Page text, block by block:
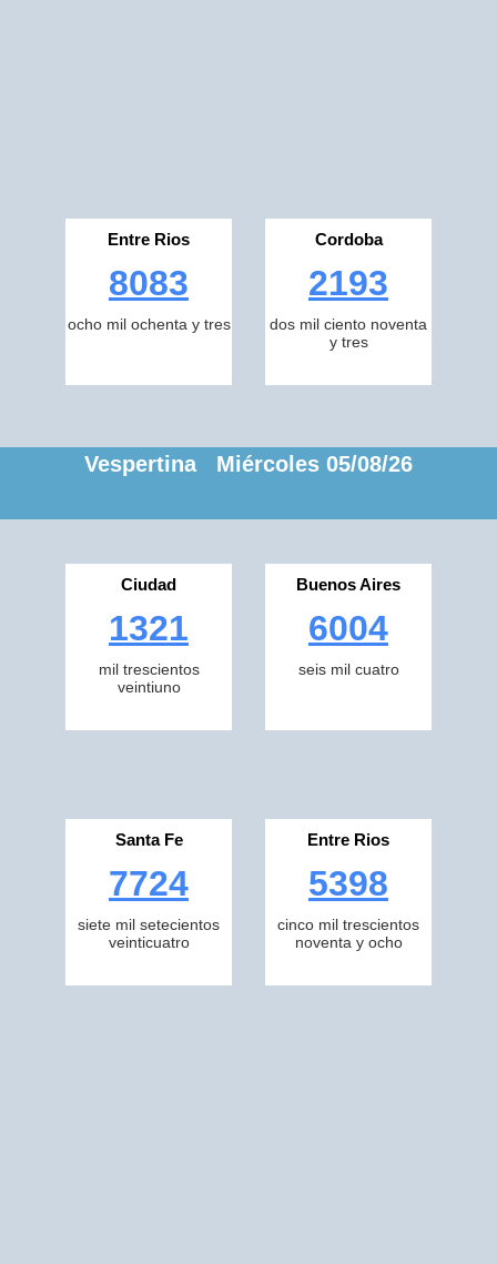
Entre Rios
8083
ocho mil ochenta y tres
Cordoba
2193
dos mil ciento noventa
y tres
Vespertina Miércoles 05/08/26
Ciudad
1321
mil trescientos
veintiuno
Buenos Aires
6004
seis mil cuatro
Santa Fe
7724
siete mil setecientos
veinticuatro
Entre Rios
5398
cinco mil trescientos
noventa y ocho